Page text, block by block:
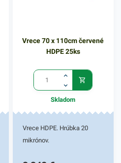
Vrece 70 x 110cm červené
HDPE 25ks
Skladom
Vrece HDPE. Hrúbka 20
mikrónov.